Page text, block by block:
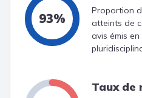
93%
Proportion
atteints de
avis émis
Taux de